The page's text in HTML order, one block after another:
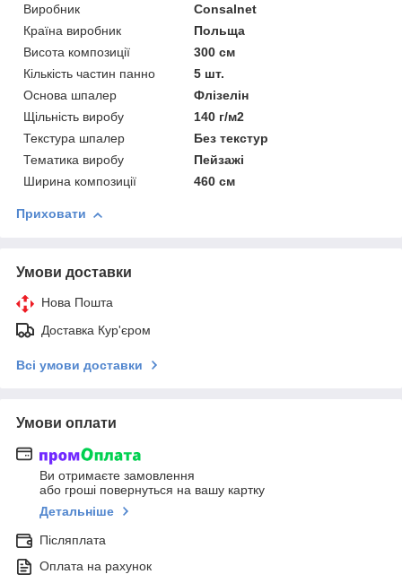
Виробник
Consalnet
Країна виробник
Польща
Висота композиції
300 см
Кількість частин панно
5 шт.
Основа шпалер
Флізелін
Щільність виробу
140 г/м2
Текстура шпалер
Без текстур
Тематика виробу
Пейзажі
Ширина композиції
460 см
Приховати
Умови доставки
Нова Пошта
Доставка Кур'єром
Всі умови доставки
Умови оплати
Ви отримаєте замовлення
або гроші повернуться на вашу картку
Детальніше
Післяплата
Оплата на рахунок